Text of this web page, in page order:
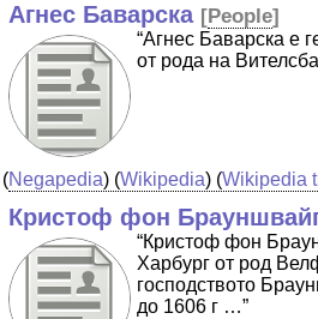
Агнес Баварска [People]
“Агнес Баварска е
от рода на
(Negapedia) (Wikipedia) (Wikipedia
Кристоф фон
“Кристоф фон
Харбург от род
господството
до 1606 г …”